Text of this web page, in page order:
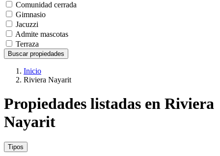
Comunidad cerrada
Gimnasio
Jacuzzi
Admite mascotas
Terraza
Buscar propiedades
Inicio
Riviera Nayarit
Propiedades listadas en Riviera
Nayarit
Tipos